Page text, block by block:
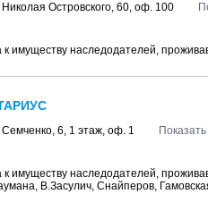
Николая Островского, 60, оф. 100
к имуществу наследодателей,
Семченко, 6, 1 этаж, оф. 1
имуществу наследодателей,
В.Засулич, Снайперов,